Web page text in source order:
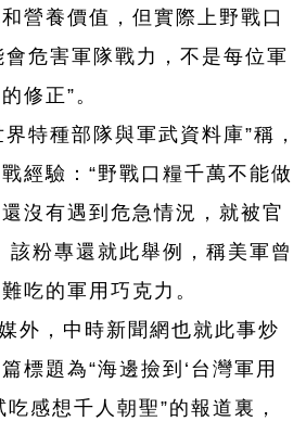
營養價值，但實際上野戰口
會危害軍隊戰力，不是每位軍
修正”。
特種部隊與軍武資料庫”稱，
經驗：“野戰口糧千萬不能做
沒有遇到危急情況，就被官
該粉專還就此舉例，稱美軍曾
吃的軍用巧克力。
外，中時新聞網也就此事炒
標題為“海邊撿到‘ 台 灣軍用
吃感想千人朝聖”的報道裏，